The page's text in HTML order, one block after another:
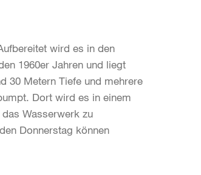
wird es in den
1960er Jahren und liegt
30 Metern Tiefe und mehrere
Dort wird es in einem
Wasserwerk zu
Donnerstag können